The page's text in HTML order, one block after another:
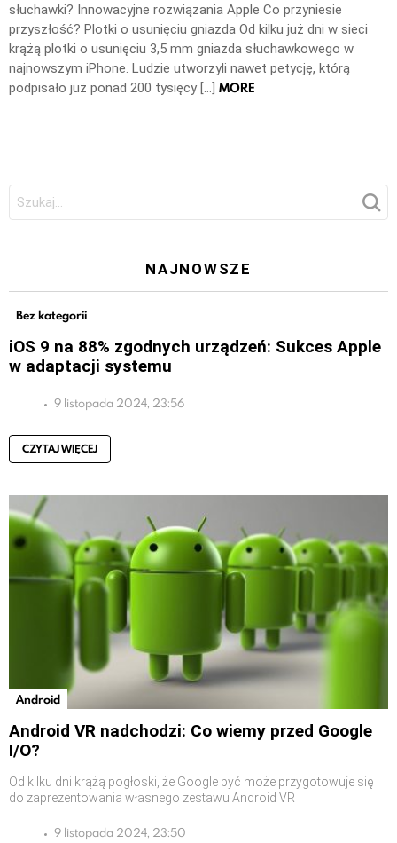
słuchawki? Innowacyjne rozwiązania Apple Co przyniesie
przyszłość? Plotki o usunięciu gniazda Od kilku już dni w sieci
krążą plotki o usunięciu 3,5 mm gniazda słuchawkowego w
najnowszym iPhone. Ludzie utworzyli nawet petycję, którą
podpisało już ponad 200 tysięcy […] MORE
Szukaj:
NAJNOWSZE
Bez kategorii
iOS 9 na 88% zgodnych urządzeń: Sukces Apple
w adaptacji systemu
9 listopada 2024, 23:56
CZYTAJ WIĘCEJ
Android
Android VR nadchodzi: Co wiemy przed Google
I/O?
Od kilku dni krążą pogłoski, że Google być może przygotowuje się
do zaprezentowania własnego zestawu Android VR
9 listopada 2024, 23:50